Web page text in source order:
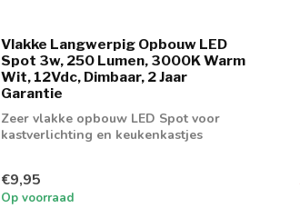
Vlakke Langwerpig Opbouw LED
Spot 3w, 250 Lumen, 3000K Warm
Wit, 12Vdc, Dimbaar, 2 Jaar
Garantie
Zeer vlakke opbouw LED Spot voor
kastverlichting en keukenkastjes
€9,95
Op voorraad